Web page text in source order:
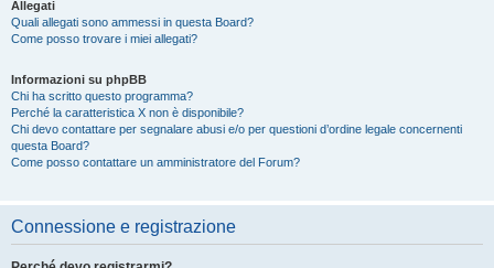
Allegati
Quali allegati sono ammessi in questa Board?
Come posso trovare i miei allegati?
Informazioni su phpBB
Chi ha scritto questo programma?
Perché la caratteristica X non è disponibile?
Chi devo contattare per segnalare abusi e/o per questioni d’ordine legale concernenti
questa Board?
Come posso contattare un amministratore del Forum?
Connessione e registrazione